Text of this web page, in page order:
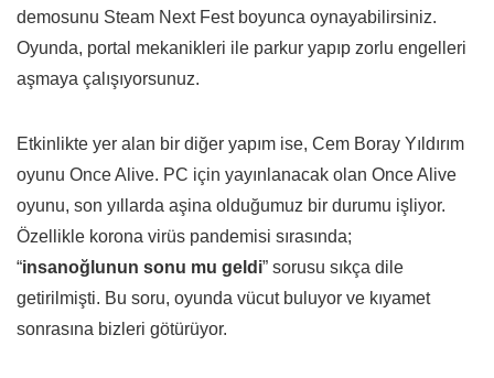
demosunu Steam Next Fest boyunca oynayabilirsiniz.
Oyunda, portal mekanikleri ile parkur yapıp zorlu engelleri
aşmaya çalışıyorsunuz.
Etkinlikte yer alan bir diğer yapım ise, Cem Boray Yıldırım
oyunu Once Alive. PC için yayınlanacak olan Once Alive
oyunu, son yıllarda aşina olduğumuz bir durumu işliyor.
Özellikle korona virüs pandemisi sırasında;
“insanoğlunun sonu mu geldi” sorusu sıkça dile
getirilmişti. Bu soru, oyunda vücut buluyor ve kıyamet
sonrasına bizleri götürüyor.